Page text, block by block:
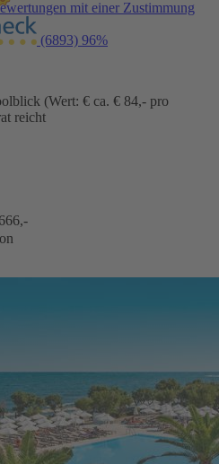
mit einer Zustimmung
(6893) 96%
(Wert: € ca. € 84,- pro
reicht
666,-